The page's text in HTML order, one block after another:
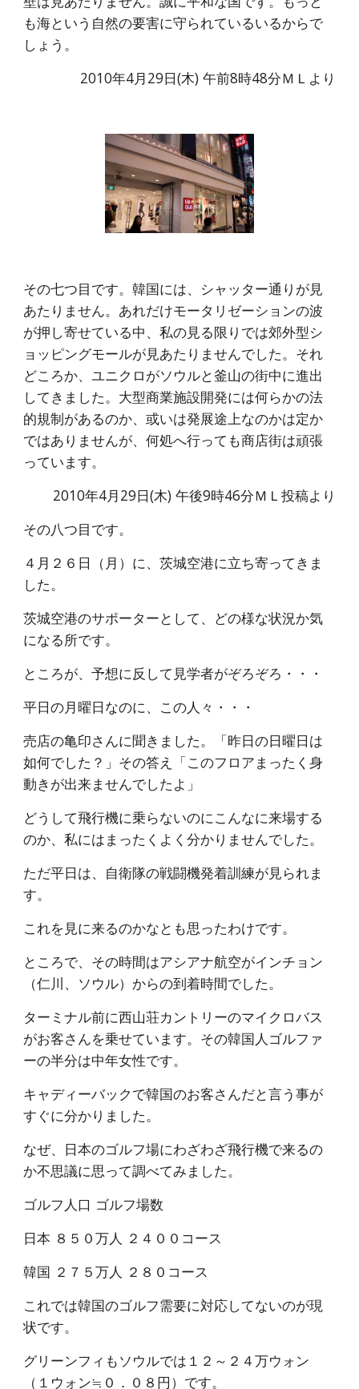
も海という自然の要害に守られているいるからで
しょう。
2010年4月29日(木) 午前8時48分ＭＬより
その七つ目です。韓国には、シャッター通りが見
あたりません。あれだけモータリゼーションの波
が押し寄せている中、私の見る限りでは郊外型シ
ョッピングモールが見あたりませんでした。それ
どころか、ユニクロがソウルと釜山の街中に進出
してきました。大型商業施設開発には何らかの法
的規制があるのか、或いは発展途上なのかは定か
ではありませんが、何処へ行っても商店街は頑張
っています。
2010年4月29日(木) 午後9時46分ＭＬ投稿より
その八つ目です。
４月２６日（月）に、茨城空港に立ち寄ってきま
した。
茨城空港のサポーターとして、どの様な状況か気
になる所です。
ところが、予想に反して見学者がぞろぞろ・・・
平日の月曜日なのに、この人々・・・
売店の亀印さんに聞きました。「昨日の日曜日は
如何でした？」その答え「このフロアまったく身
動きが出来ませんでしたよ」
どうして飛行機に乗らないのにこんなに来場する
のか、私にはまったくよく分かりませんでした。
ただ平日は、自衛隊の戦闘機発着訓練が見られま
す。
これを見に来るのかなとも思ったわけです。
ところで、その時間はアシアナ航空がインチョン
（仁川、ソウル）からの到着時間でした。
ターミナル前に西山荘カントリーのマイクロバス
がお客さんを乗せています。その韓国人ゴルファ
ーの半分は中年女性です。
キャディーバックで韓国のお客さんだと言う事が
すぐに分かりました。
なぜ、日本のゴルフ場にわざわざ飛行機で来るの
か不思議に思って調べてみました。
ゴルフ人口 ゴルフ場数
日本 ８５０万人 ２４００コース
韓国 ２７５万人 ２８０コース
これでは韓国のゴルフ需要に対応してないのが現
状です。
グリーンフィもソウルでは１２～２４万ウォン
（１ウォン≒０．０８円）です。